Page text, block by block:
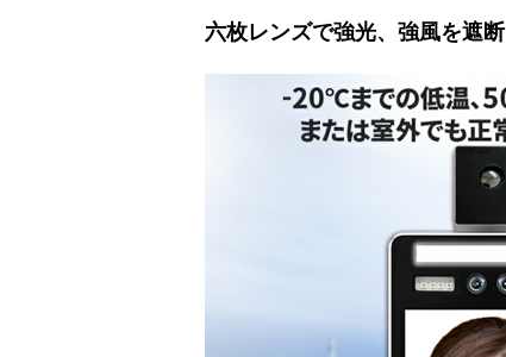
六枚レンズで強光、強風を遮断